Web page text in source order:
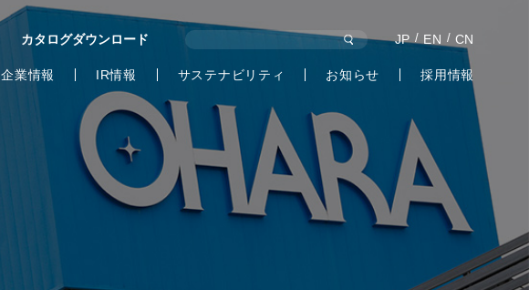
カタログダウンロード JP EN CN
企業情報 IR情報 サステナビリティ お知らせ 採用情報